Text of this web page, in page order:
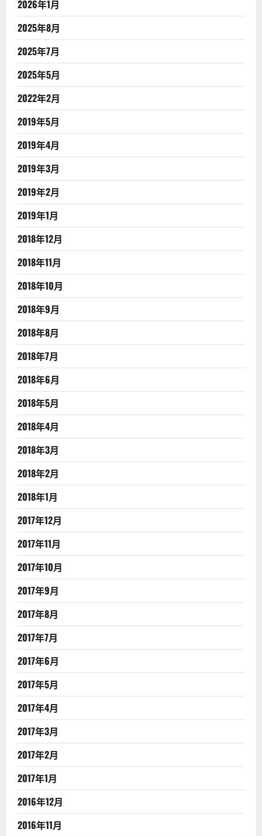
2026年1月
2025年8月
2025年7月
2025年5月
2022年2月
2019年5月
2019年4月
2019年3月
2019年2月
2019年1月
2018年12月
2018年11月
2018年10月
2018年9月
2018年8月
2018年7月
2018年6月
2018年5月
2018年4月
2018年3月
2018年2月
2018年1月
2017年12月
2017年11月
2017年10月
2017年9月
2017年8月
2017年7月
2017年6月
2017年5月
2017年4月
2017年3月
2017年2月
2017年1月
2016年12月
2016年11月